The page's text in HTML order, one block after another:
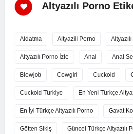
Altyazılı Porno
Aldatma Altyazili Porno
Altyazılı Porno İzle Anal Anal
Blowjob Cowgirl Cuckold
Cuckold Türkiye En Yeni Türkçe
En İyi Türkçe Altyazılı Porno Gavat
Götten Sikiş Güncel Türkçe Altyazılı